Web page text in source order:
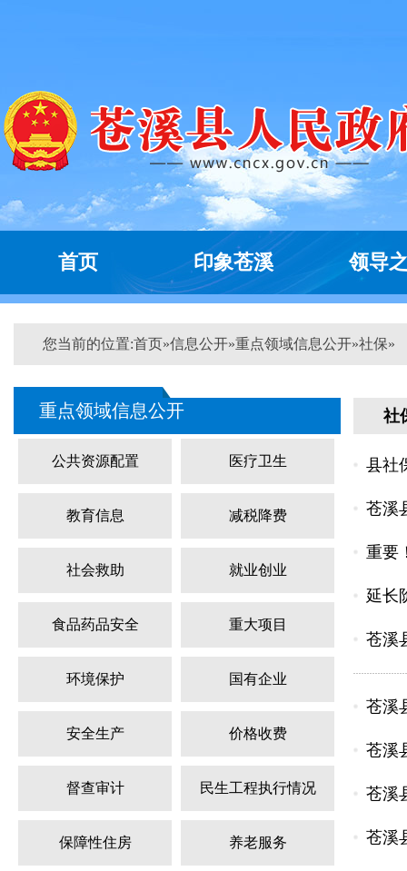
首页 印象苍溪 领导
您当前的位置:首页»信息公开»重点领域信息公开»社保»
重点领域信息公开
公共资源配置 医疗卫生
教育信息 减税降费
社会救助 就业创业
食品药品安全 重大项目
环境保护 国有企业
安全生产 价格收费
督查审计 民生工程执行情况
保障性住房 养老服务
社
县社
苍溪
重要
延长
苍溪
苍溪
苍溪
苍溪
苍溪